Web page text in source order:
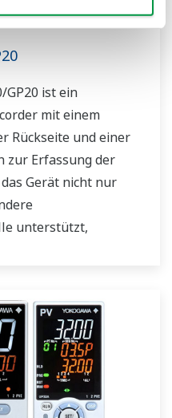
GP20 ist ein
mit einem
Rückseite und einer
zur Erfassung der
Gerät nicht nur
unterstützt,